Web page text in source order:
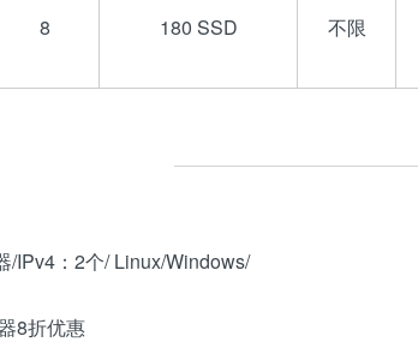
8 180 SSD 不限
/IPv4：2个/ Linux/Windows/
8折优惠